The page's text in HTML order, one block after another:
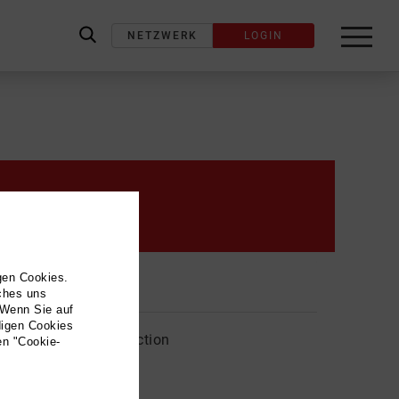
label_search
NETZWERK LOGIN
Eye Filmproduction
Cookies.
uns
Sie auf
Cookies
"Cookie-